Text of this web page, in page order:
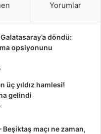
Yorumlar
döndü:
opsiyonunu
üç yıldız hamlesi!
gelindi
Beşiktaş maçı ne zaman,